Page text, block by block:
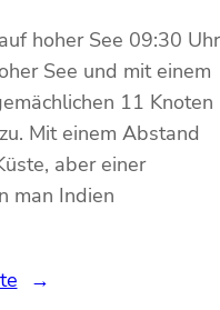
hoher See 09:30 Uhr
See und mit einem
11 Knoten
Mit einem Abstand
aber einer
man Indien
→